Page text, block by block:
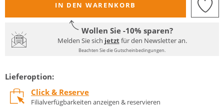
IN DEN WARENKORB
Wollen Sie -10% sparen?
Melden Sie sich jetztfür den Newsletter an.
Beachten Sie die Gutscheinbedingungen.
Lieferoption:
Click & Reserve
Filialverfügbarkeiten anzeigen & reservieren